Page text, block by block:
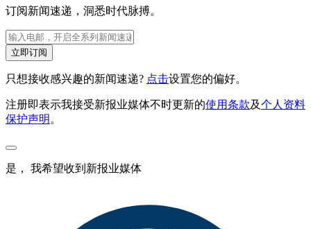
订阅新闻速递，洞悉时代脉搏。
立即订阅
只想接收感兴趣的新闻速递? 点击设置您的偏好。
注册即表示我接受新报业媒体不时更新的使用条款及个人资料
保护声明 。
是， 我希望收到新报业媒体